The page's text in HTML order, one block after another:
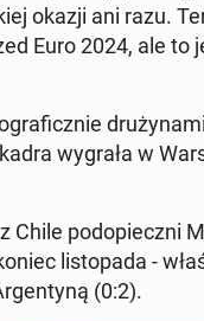
okazji ani razu.
Euro 2024, ale
wygrała w
Chile podopieczni
listopa­da -
(0:2).